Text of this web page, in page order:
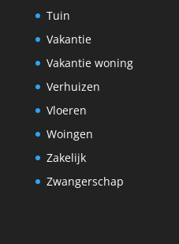
Tuin
Vakantie
Vakantie woning
Verhuizen
Vloeren
Woingen
Zakelijk
Zwangerschap